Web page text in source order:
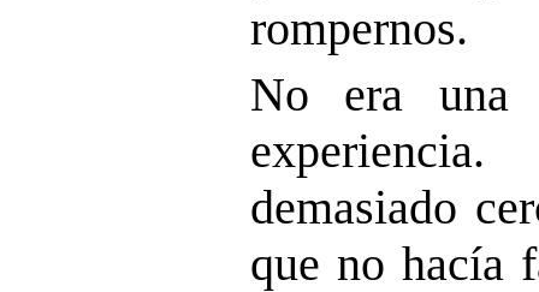
rompernos.
No era una
demasiado
que no hacía